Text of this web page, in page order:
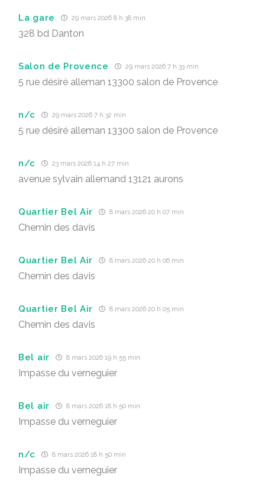
La gare 29 mars 2026 8 h 38 min
328 bd Danton
Salon de Provence 29 mars 2026 7 h 33 min
5 rue désiré alleman 13300 salon de Provence
n/c 29 mars 2026 7 h 32 min
5 rue désiré alleman 13300 salon de Provence
n/c 23 mars 2026 14 h 27 min
avenue sylvain allemand 13121 aurons
Quartier Bel Air 8 mars 2026 20 h 07 min
Chemin des davis
Quartier Bel Air 8 mars 2026 20 h 06 min
Chemin des davis
Quartier Bel Air 8 mars 2026 20 h 05 min
Chemin des davis
Bel air 8 mars 2026 19 h 55 min
Impasse du verneguier
Bel air 8 mars 2026 18 h 50 min
Impasse du verneguier
n/c 8 mars 2026 18 h 50 min
Impasse du verneguier